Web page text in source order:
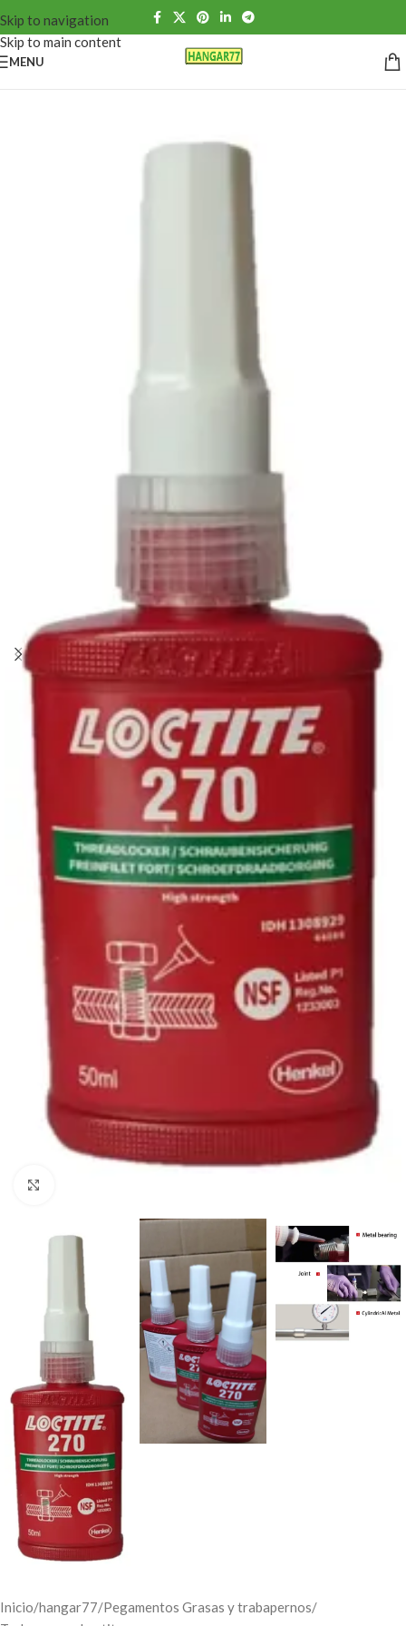
Skip to navigation
Skip to main content
MENU
Inicio/hangar77/Pegamentos Grasas y trabapernos/